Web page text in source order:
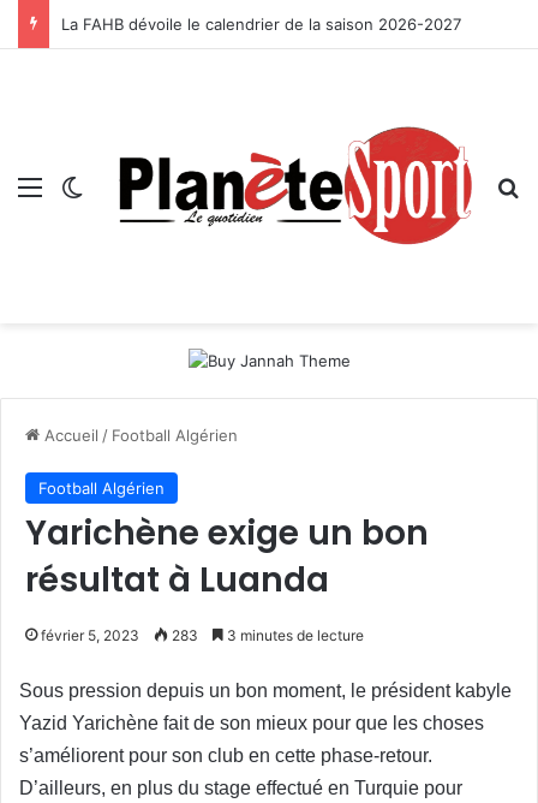
La FAHB dévoile le calendrier de la saison 2026-2027
Menu Switch skin
Accueil / Football Algérien
Football Algérien
Yarichène exige un bon
résultat à Luanda
février 5, 2023 283 3 minutes de lecture
Sous pression depuis un bon moment, le président kabyle
Yazid Yarichène fait de son mieux pour que les choses
s’améliorent pour son club en cette phase-retour.
D’ailleurs, en plus du stage effectué en Turquie pour